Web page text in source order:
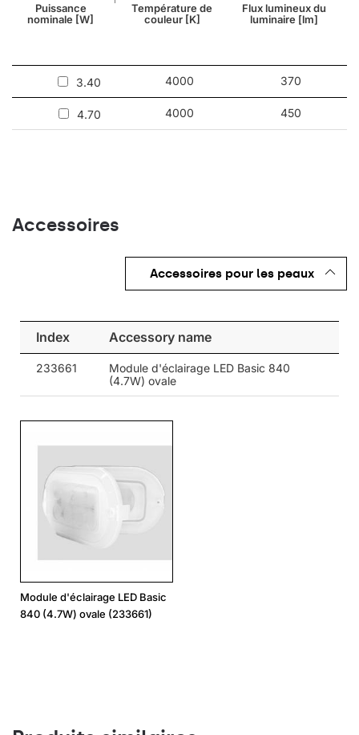
(sous-sols, zones de circulation, canaux, parkings souterrains),
comme éclairage industriel et éclairage extérieur.
Puissance
nominale [W]
Température de
couleur [K]
Flux lumineux du
luminaire [lm]
3.40 4000 370
4.70 4000 450
Accessoires
Accessoires pour les peaux
Index Accessory name
233661
Module d'éclairage LED Basic 840
(4.7W) ovale
Module d'éclairage LED Basic
840 (4.7W) ovale (233661)